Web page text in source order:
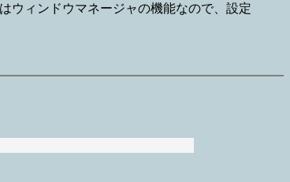
ウィンドウマネージャの機能なので、設定